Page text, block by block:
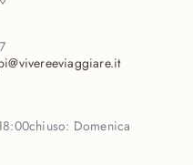
chiuso: Domenica